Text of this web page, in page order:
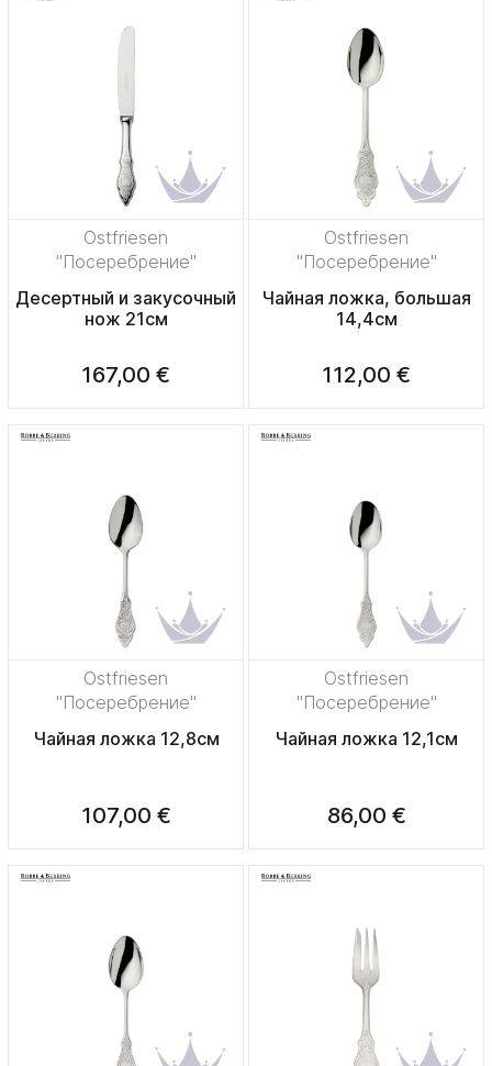
Ostfriesen
"Посеребрение"
Десертный и закусочный
нож 21см
167,00 €
Ostfriesen
"Посеребрение"
Чайная ложка, большая
14,4см
112,00 €
Ostfriesen
"Посеребрение"
Чайная ложка 12,8см
107,00 €
Ostfriesen
"Посеребрение"
Чайная ложка 12,1см
86,00 €